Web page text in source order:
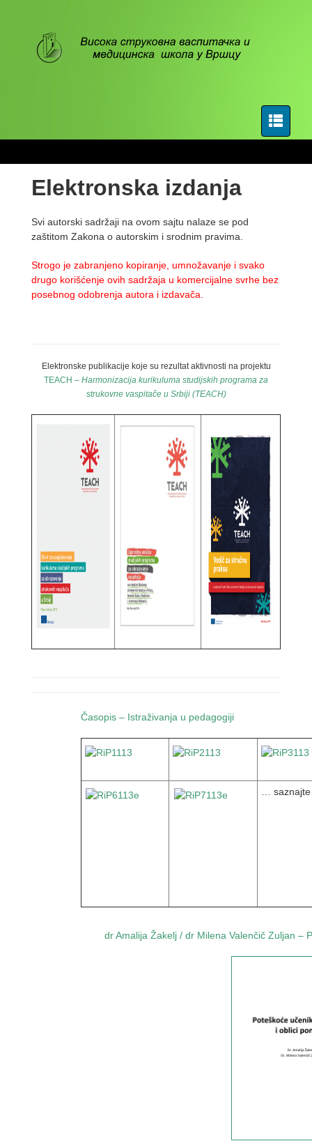
Elektronska izdanja
Svi autorski sadržaji na ovom sajtu nalaze se pod
zaštitom Zakona o autorskim i srodnim pravima.
Strogo je zabranjeno kopiranje, umnožavanje i svako
drugo korišćenje ovih sadržaja u komercijalne svrhe bez
posebnog odobrenja autora i izdavača.
Elektronske publikacije koje su rezultat aktivnosti na projektu
TEACH – Harmonizacija kurikuluma studijskih programa za
strukovne vaspitače u Srbiji (TEACH)
Časopis – Istraživanja u pedagogiji
…
dr Amalija Žakelj / dr Milena Valenčič Zuljan –